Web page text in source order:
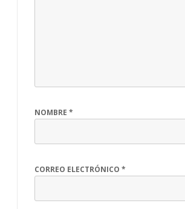
NOMBRE *
CORREO ELECTRÓNICO *